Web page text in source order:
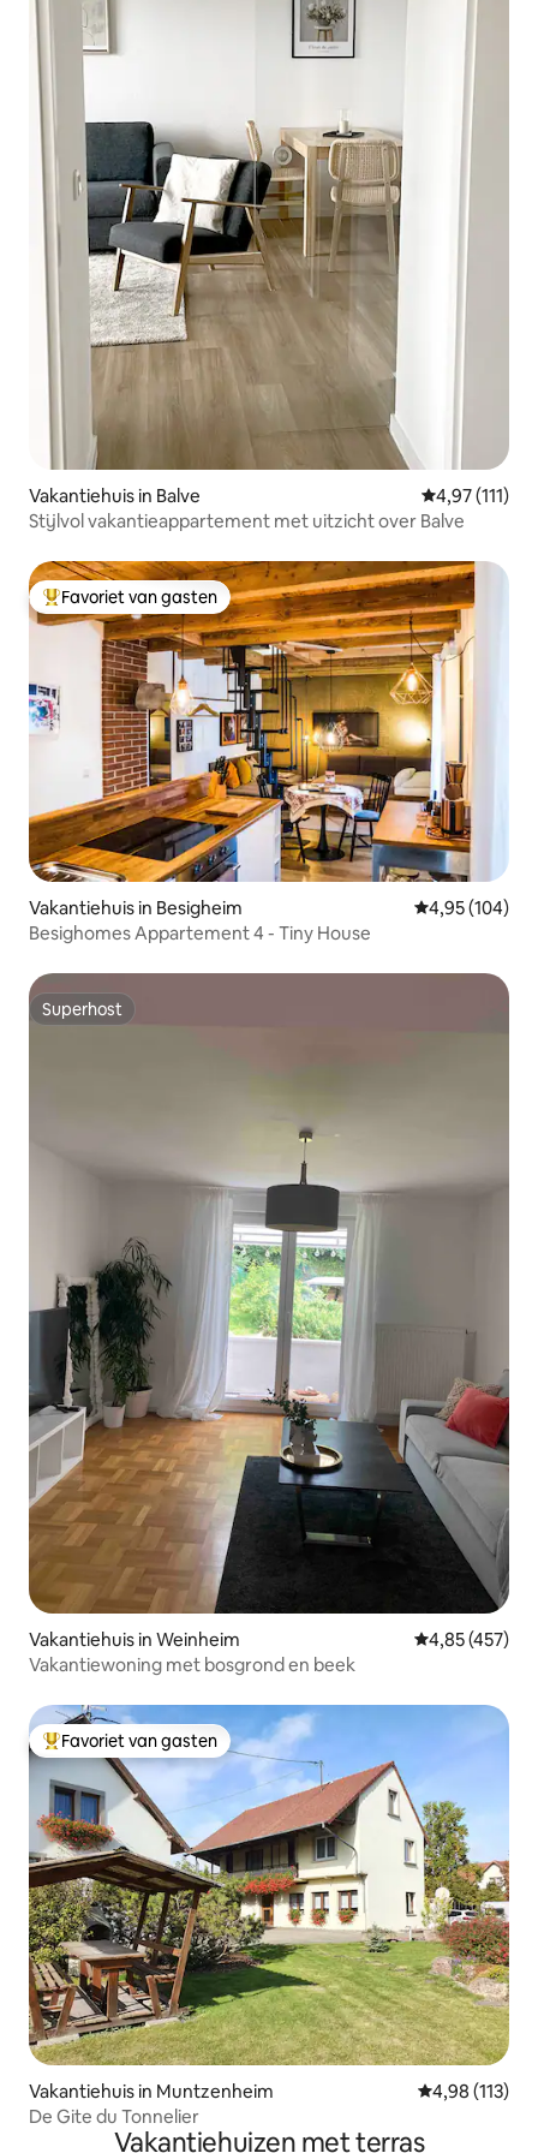
Vakantiehuis in Balve Gemiddelde
4,97 (111)
Stijlvol vakantieappartement met uitzicht over Balve
Topfavoriet van gasten
Favoriet van gasten
Vakantiehuis in Besigheim Gemiddelde
4,95 (104)
Besighomes Appartement 4 - Tiny House
Superhost
Superhost
Vakantiehuis in Weinheim Gemiddelde
4,85 (457)
Vakantiewoning met bosgrond en beek
Topfavoriet van gasten
Favoriet van gasten
Vakantiehuis in Muntzenheim Gemiddelde
4,98 (113)
De Gite du Tonnelier
Vakantiehuizen met terras